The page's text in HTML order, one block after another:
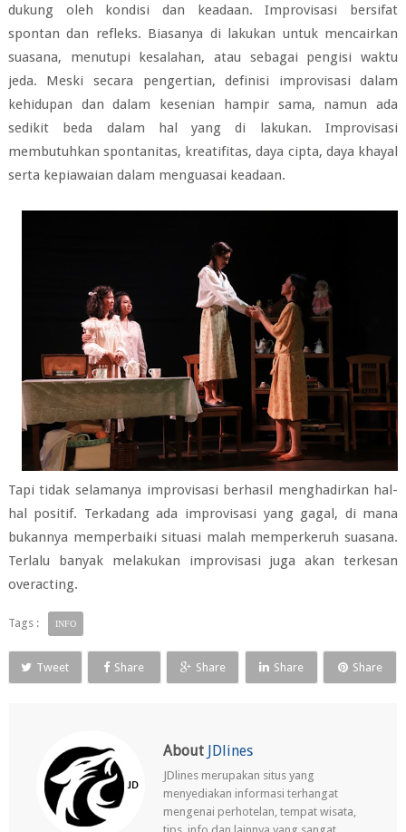
dukung oleh kondisi dan keadaan. Improvisasi bersifat
spontan dan refleks. Biasanya di lakukan untuk mencairkan
suasana, menutupi kesalahan, atau sebagai pengisi waktu
jeda. Meski secara pengertian, definisi improvisasi dalam
kehidupan dan dalam kesenian hampir sama, namun ada
sedikit beda dalam hal yang di lakukan. Improvisasi
membutuhkan spontanitas, kreatifitas, daya cipta, daya khayal
serta kepiawaian dalam menguasai keadaan.
Tapi tidak selamanya improvisasi berhasil menghadirkan hal-
hal positif. Terkadang ada improvisasi yang gagal, di mana
bukannya memperbaiki situasi malah memperkeruh suasana.
Terlalu banyak melakukan improvisasi juga akan terkesan
overacting.
Tags : INFO
Tweet Share Share Share Share
About JDlines
JDlines merupakan situs yang
menyediakan informasi terhangat
mengenai perhotelan, tempat wisata,